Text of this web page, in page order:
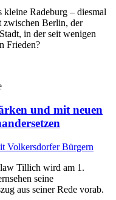
Radeburg – diesmal
zwischen Berlin, der
in der seit wenigen
Frieden?
und mit neuen
Tillich wird am 1.
seine
aus seiner Rede vorab.